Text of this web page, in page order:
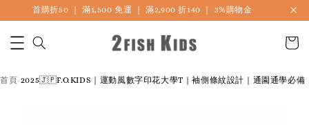
首購折50 ｜ 滿1,500 免運 ｜ 滿2,900 折140 ｜ 3%購物金
首頁›2025🇯🇵F.O.KIDS｜運動風數字印花大學T｜袖側條紋設計｜通園通學必備